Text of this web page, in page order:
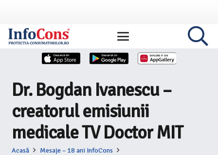
Dr. Bogdan Ivanescu –
creatorul emisiunii
medicale TV Doctor MIT
Acasă
Mesaje – 18 ani InfoCons